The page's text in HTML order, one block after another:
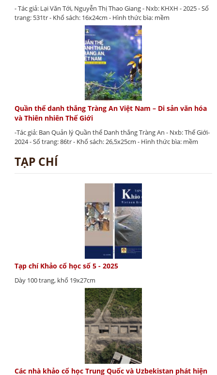
- Tác giả: Lại Văn Tới, Nguyễn Thị Thao Giang - Nxb: KHXH - 2025 - Số
trang: 531tr - Khổ sách: 16x24cm - Hình thức bìa: mềm
Quần thể danh thắng Tràng An Việt Nam – Di sản văn hóa
và Thiên nhiên Thế Giới
-Tác giả: Ban Quản lý Quần thể Danh thắng Tràng An - Nxb: Thế Giới-
2024 - Số trang: 86tr - Khổ sách: 26,5x25cm - Hình thức bìa: mềm
TẠP CHÍ
Tạp chí Khảo cổ học số 5 - 2025
Dày 100 trang, khổ 19x27cm
Các nhà khảo cổ học Trung Quốc và Uzbekistan phát hiện